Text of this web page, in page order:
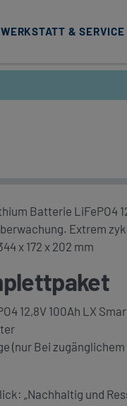
WERKSTATT & SERVICE
Batterie LiFePO4
Extrem
x 172 x 202 mm
12,8V 100Ah LX
(nur Bei
„Nachhaltig und